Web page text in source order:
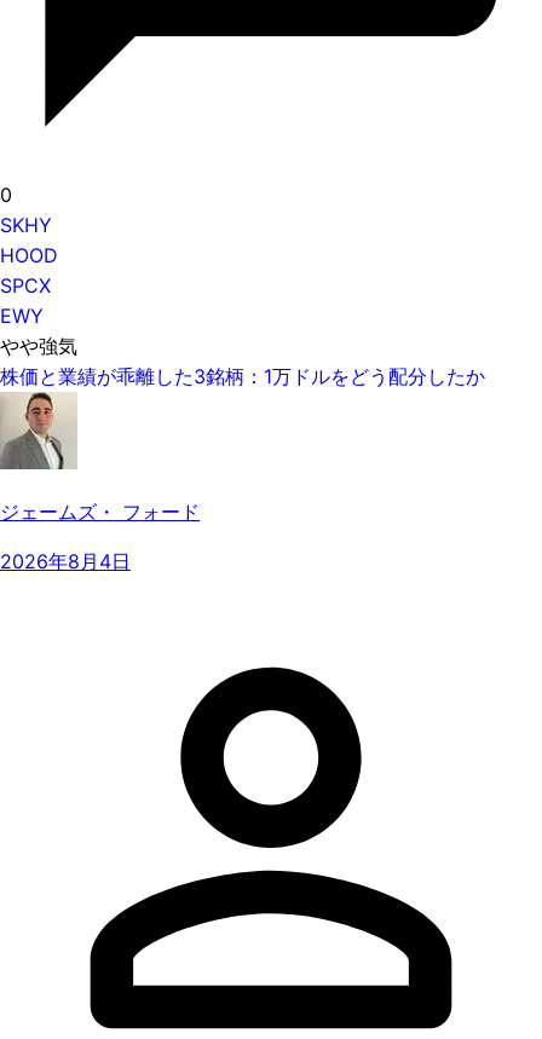
0
SKHY
HOOD
SPCX
EWY
やや強気
株価と業績が乖離した3銘柄：1万ドルをどう配分したか
ジェームズ・ フォード
2026年8月4日